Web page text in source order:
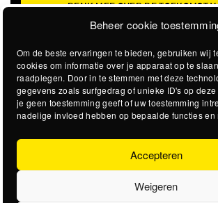
Beheer cookie
Om de beste ervaringen te bieden, gebruiken wij
cookies om informatie over je apparaat op te
raadplegen. Door in te stemmen met deze
gegevens zoals surfgedrag of unieke ID's op
je geen toestemming geeft of uw toestemming
nadelige invloed hebben op bepaalde functies
Accepteren
Weigeren
DENK MEE OVER DE TOEKOMST
KROEPOEKFABRIEK